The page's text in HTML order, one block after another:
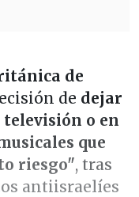
de
de dejar
o en
que
riesgo", tras
antiisraelíes